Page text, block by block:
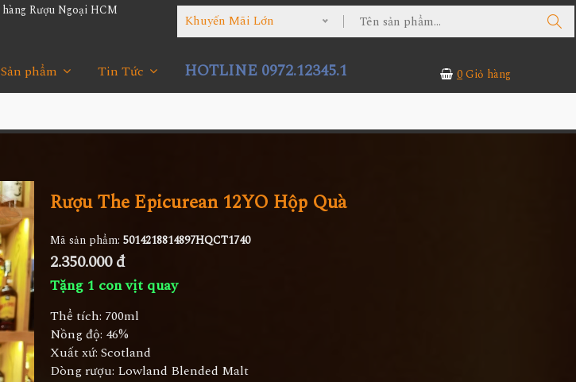
Khuyến Mãi Lớn
Sản phẩm Tin Tức HOTLINE 0972.12345.1 0Giỏ hàng
Rượu The Epicurean 12YO Hộp Quà
Mã sản phẩm: 5014218814897HQCT1740
2.350.000 đ
Tặng 1 con vịt quay
Thể tích: 700ml
Nồng độ: 46%
Xuất xứ: Scotland
Dòng rượu: Lowland Blended Malt